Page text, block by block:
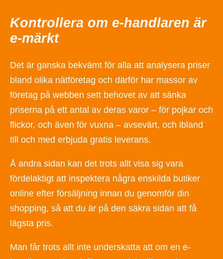
Kontrollera om e-handlaren är
e-märkt
Det är ganska bekvämt för alla att analysera priser
bland olika nätföretag och därför har massor av
företag på webben sett behovet av att sänka
priserna på ett antal av deras varor – för pojkar och
flickor, och även för vuxna – avsevärt, och ibland
till och med erbjuda gratis leverans.
Å andra sidan kan det trots allt visa sig vara
fördelaktigt att inspektera några enskilda butiker
online efter försäljning innan du genomför din
shopping, så att du är på den säkra sidan att få
lägsta pris.
Man får trots allt inte underskatta att om en e-